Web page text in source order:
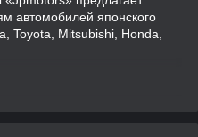
автомобилей японского
Toyota, Mitsubishi, Honda,